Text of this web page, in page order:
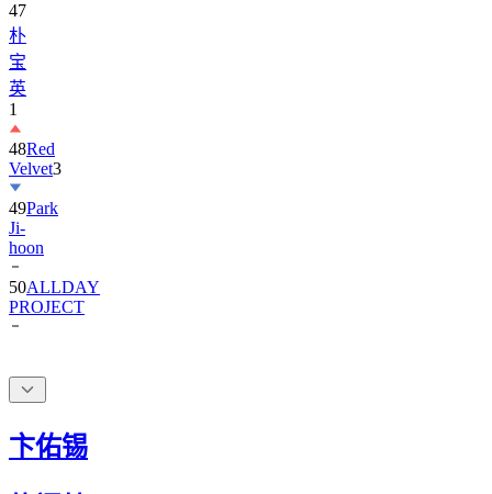
47
朴
宝
英
1
48Red
Velvet3
49Park
Ji-
hoon
50ALLDAY
PROJECT
卞佑锡